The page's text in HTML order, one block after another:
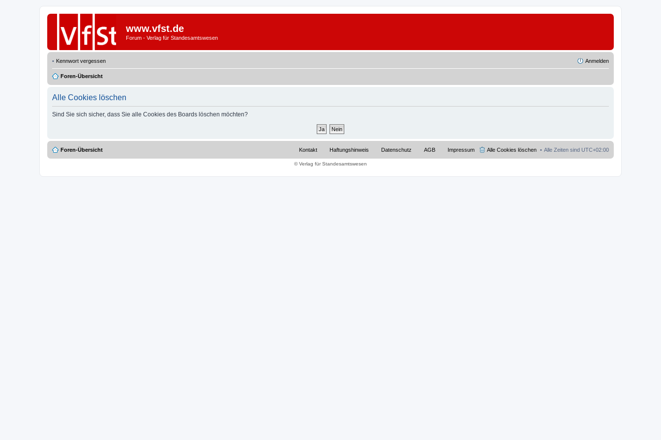
www.vfst.de
Forum - Verlag für Standesamtswesen
Kennwort vergessen Anmelden
Foren-Übersicht
Alle Cookies löschen
Sind Sie sich sicher, dass Sie alle Cookies des Boards löschen möchten?
Foren-Übersicht Alle Zeiten sind UTC+02:00
Alle Cookies löschen
Impressum
AGB
Datenschutz
Haftungshinweis
Kontakt
© Verlag für Standesamtswesen